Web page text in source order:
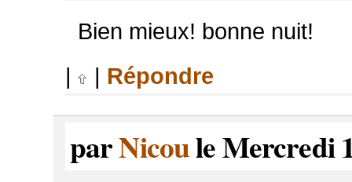
Bien mieux! bonne nuit!
|
| Répondre
parNicoule Mercredi